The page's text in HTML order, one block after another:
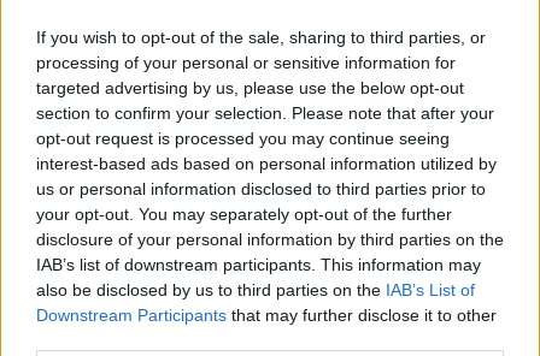
If you wish to opt-out of the sale, sharing to third parties, or
processing of your personal or sensitive information for
targeted advertising by us, please use the below opt-out
section to confirm your selection. Please note that after your
opt-out request is processed you may continue seeing
interest-based ads based on personal information utilized by
us or personal information disclosed to third parties prior to
your opt-out. You may separately opt-out of the further
disclosure of your personal information by third parties on the
IAB’s list of downstream participants. This information may
also be disclosed by us to third parties on the IAB’s List of
Downstream Participants that may further disclose it to other
14 Riccardo Marongiu Sant'Elena Quartu
15 Glody Mayamba Barisardo
16 Matteo Mulas Sant'Elena Quartu 2
17 Valentino Perinozzi Sant'Elena Quartu
Vincenzo Secci Selargius